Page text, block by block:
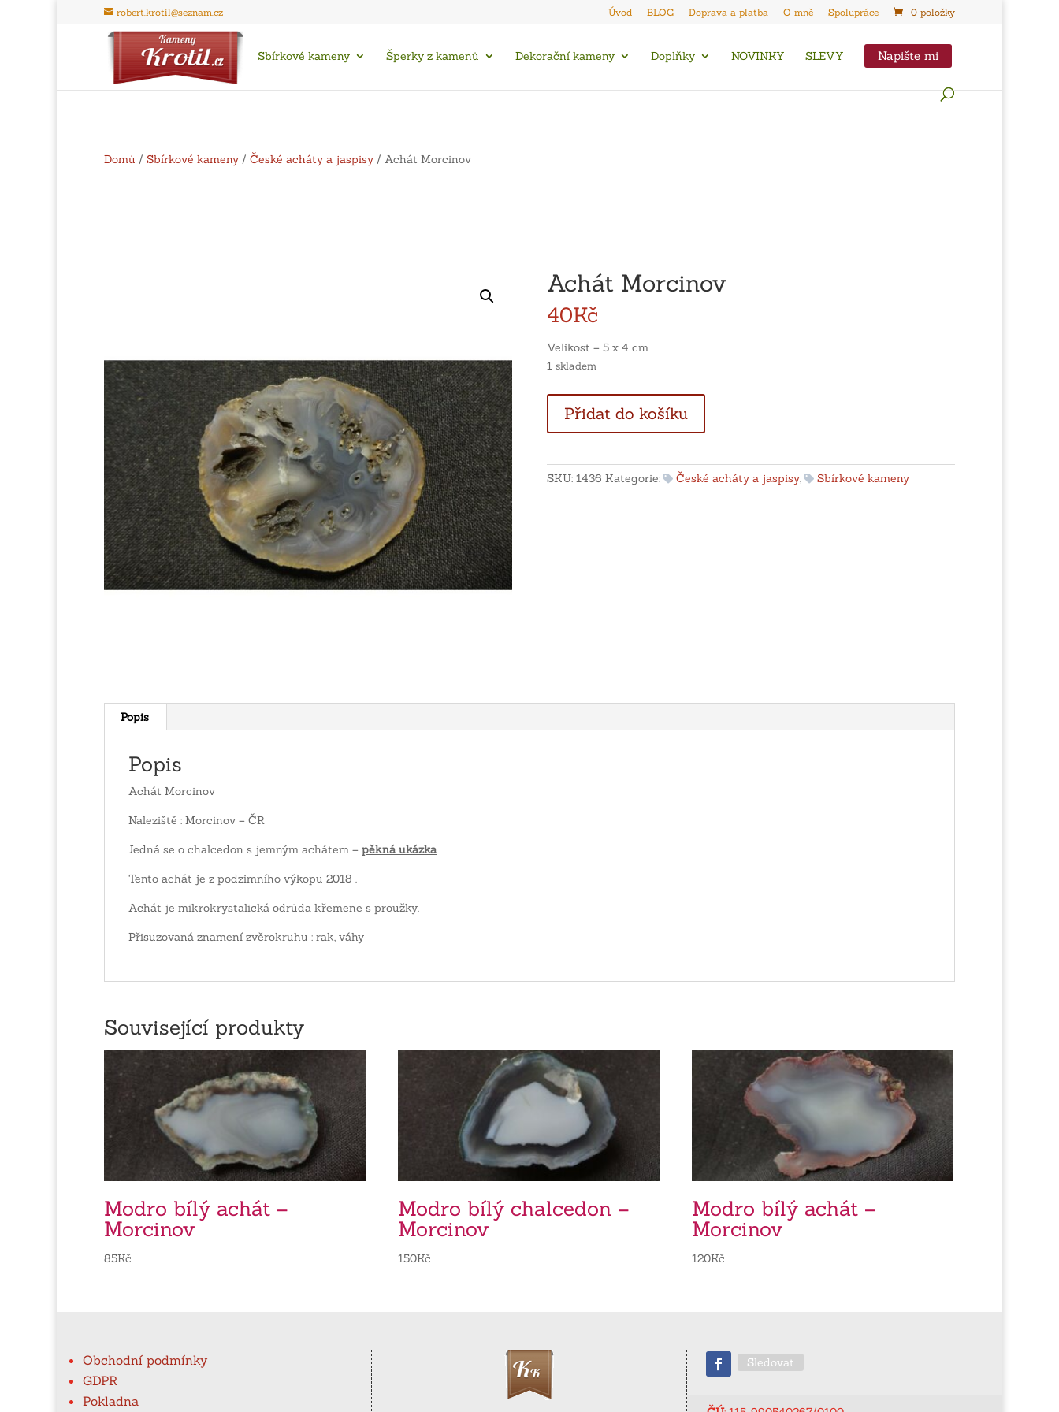
robert.krotil@seznam.cz Úvod BLOG Doprava a platba O mně Spolupráce 0 položky
Sbírkové kameny Šperky z kamenů Dekorační kameny Doplňky NOVINKY SLEVY Napište mi
Domů / Sbírkové kameny / České acháty a jaspisy / Achát Morcinov
Achát Morcinov
40Kč
Velikost – 5 x 4 cm
1 skladem
Morcinov
množství
Přidat do košíku
SKU: 1436 Kategorie: České acháty a jaspisy, Sbírkové kameny
Popis
Popis
Achát Morcinov
Naleziště : Morcinov – ČR
Jedná se o chalcedon s jemným achátem – pěkná ukázka
Tento achát je z podzimního výkopu 2018 .
Achát je mikrokrystalická odrůda křemene s proužky.
Přisuzovaná znamení zvěrokruhu : rak, váhy
Související produkty
Modro bílý achát –
Morcinov
85Kč
Modro bílý chalcedon –
Morcinov
150Kč
Modro bílý achát –
Morcinov
120Kč
Obchodní podmínky
GDPR
Pokladna
Sledovat